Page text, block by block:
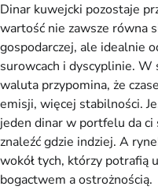
Dinar kuwejcki pozostaje
wartość nie zawsze równa
gospodarczej, ale idealnie
surowcach i dyscyplinie. W
waluta przypomina, że
emisji, więcej stabilności.
jeden dinar w portfelu da
znaleźć gdzie indziej. A
wokół tych, którzy potrafią
bogactwem a ostrożnością.